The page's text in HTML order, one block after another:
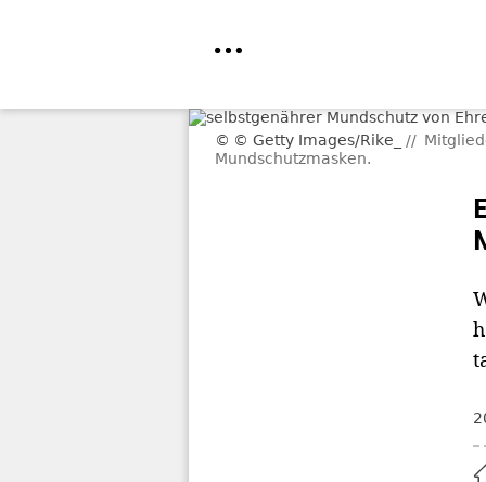
© Getty Images/Rike_
Mundschutzmasken.